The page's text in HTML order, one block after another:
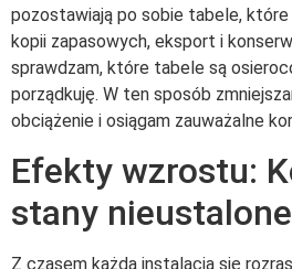
pozostawiają po sobie tabele,
kopii zapasowych, eksport i
sprawdzam, które tabele są
porządkuję. W ten sposób
obciążenie i osiągam zauważalne
Efekty wzrostu:
stany
Z czasem każda instalacja się